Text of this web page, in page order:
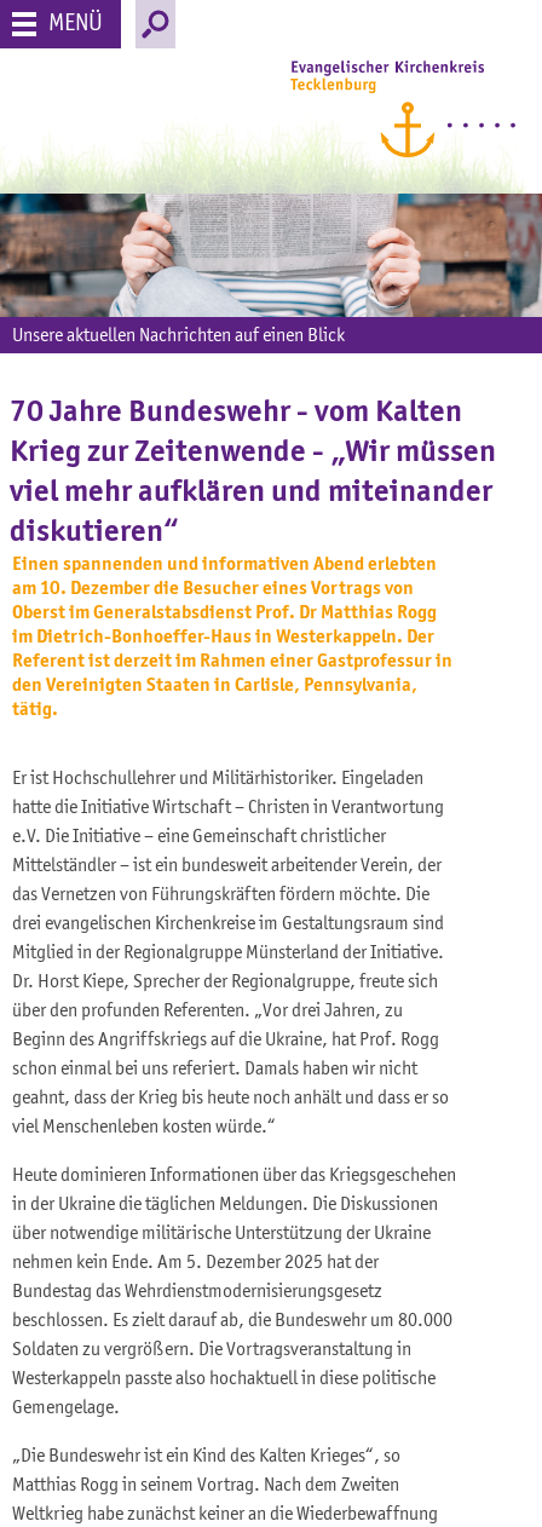
MENÜ
Unsere aktuellen Nachrichten auf einen Blick
70 Jahre Bundeswehr - vom Kalten
Krieg zur Zeitenwende - „Wir müssen
viel mehr aufklären und miteinander
diskutieren“
Einen spannenden und informativen Abend erlebten
am 10. Dezember die Besucher eines Vortrags von
Oberst im Generalstabsdienst Prof. Dr Matthias Rogg
im Dietrich-Bonhoeffer-Haus in Westerkappeln. Der
Referent ist derzeit im Rahmen einer Gastprofessur in
den Vereinigten Staaten in Carlisle, Pennsylvania,
tätig.
Er ist Hochschullehrer und Militärhistoriker. Eingeladen
hatte die Initiative Wirtschaft – Christen in Verantwortung
e.V. Die Initiative – eine Gemeinschaft christlicher
Mittelständler – ist ein bundesweit arbeitender Verein, der
das Vernetzen von Führungskräften fördern möchte. Die
drei evangelischen Kirchenkreise im Gestaltungsraum sind
Mitglied in der Regionalgruppe Münsterland der Initiative.
Dr. Horst Kiepe, Sprecher der Regionalgruppe, freute sich
über den profunden Referenten. „Vor drei Jahren, zu
Beginn des Angriffskriegs auf die Ukraine, hat Prof. Rogg
schon einmal bei uns referiert. Damals haben wir nicht
geahnt, dass der Krieg bis heute noch anhält und dass er so
viel Menschenleben kosten würde.“
Heute dominieren Informationen über das Kriegsgeschehen
in der Ukraine die täglichen Meldungen. Die Diskussionen
über notwendige militärische Unterstützung der Ukraine
nehmen kein Ende. Am 5. Dezember 2025 hat der
Bundestag das Wehrdienstmodernisierungsgesetz
beschlossen. Es zielt darauf ab, die Bundeswehr um 80.000
Soldaten zu vergrößern. Die Vortragsveranstaltung in
Westerkappeln passte also hochaktuell in diese politische
Gemengelage.
„Die Bundeswehr ist ein Kind des Kalten Krieges“, so
Matthias Rogg in seinem Vortrag. Nach dem Zweiten
Weltkrieg habe zunächst keiner an die Wiederbewaffnung